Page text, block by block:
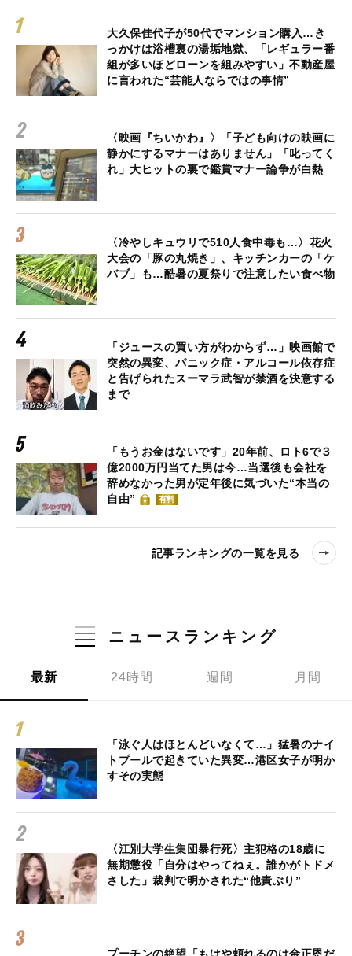
大久保佳代子が50代でマンション購入…き
っかけは浴槽裏の湯垢地獄、「レギュラー番
組が多いほどローンを組みやすい」不動産屋
に言われた“芸能人ならではの事情”
〈映画『ちいかわ』〉「子ども向けの映画に
静かにするマナーはありません」「叱ってく
れ」大ヒットの裏で鑑賞マナー論争が白熱
〈冷やしキュウリで510人食中毒も…〉花火
大会の「豚の丸焼き」、キッチンカーの「ケ
バブ」も…酷暑の夏祭りで注意したい食べ物
「ジュースの買い方がわからず…」映画館で
突然の異変、パニック症・アルコール依存症
と告げられたスーマラ武智が禁酒を決意する
まで
「もうお金はないです」20年前、ロト6で３
億2000万円当てた男は今…当選後も会社を
辞めなかった男が定年後に気づいた“本当の
自由”
有料
記事ランキングの一覧を見る
ニュースランキング
最新 24時間 週間 月間
「泳ぐ人はほとんどいなくて…」猛暑のナイ
トプールで起きていた異変…港区女子が明か
すその実態
〈江別大学生集団暴行死〉主犯格の18歳に
無期懲役「自分はやってねぇ。誰かがトドメ
さした」裁判で明かされた“他責ぶり”